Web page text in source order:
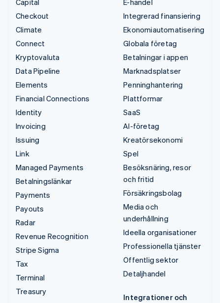
Capital
Checkout
Climate
Connect
Kryptovaluta
Data Pipeline
Elements
Financial Connections
Identity
Invoicing
Issuing
Link
Managed Payments
Betalningslänkar
Payments
Payouts
Radar
Revenue Recognition
Stripe Sigma
Tax
Terminal
Treasury
E-handel
Integrerad finansiering
Ekonomiautomatisering
Globala företag
Betalningar i appen
Marknadsplatser
Penninghantering
Plattformar
SaaS
AI-företag
Kreatörsekonomi
Spel
Besöksnäring, resor
och fritid
Försäkringsbolag
Media och
underhållning
Ideella organisationer
Professionella tjänster
Offentlig sektor
Detaljhandel
Integrationer och